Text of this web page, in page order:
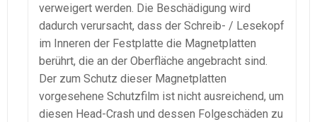
verweigert werden. Die Beschädigung wird
dadurch verursacht, dass der Schreib- / Lesekopf
im Inneren der Festplatte die Magnetplatten
berührt, die an der Oberfläche angebracht sind.
Der zum Schutz dieser Magnetplatten
vorgesehene Schutzfilm ist nicht ausreichend, um
diesen Head-Crash und dessen Folgeschäden zu